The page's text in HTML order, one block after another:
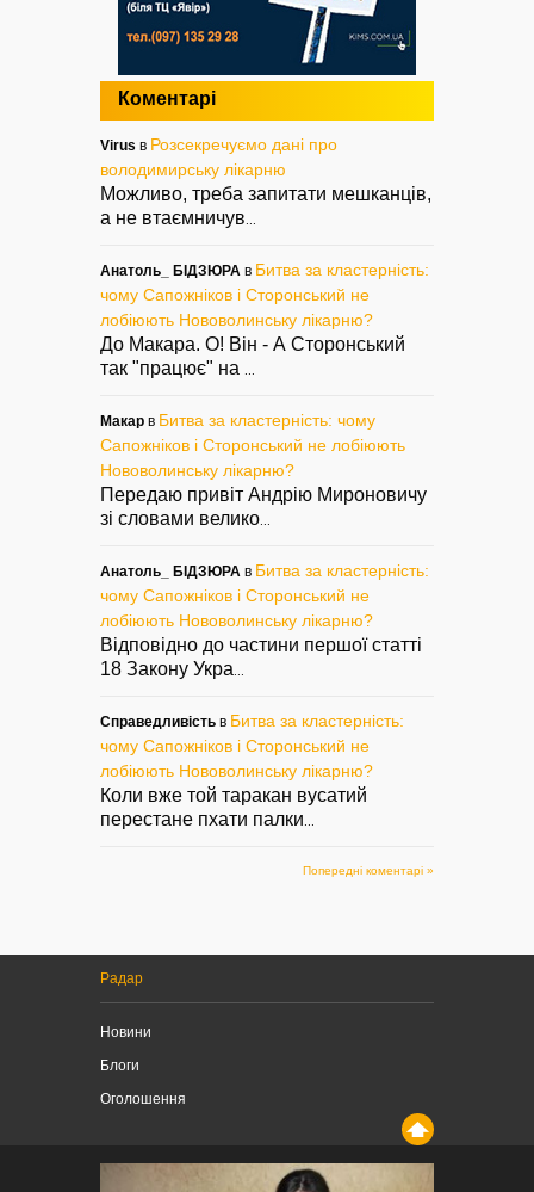
Коментарі
Virus в Розсекречуємо дані про
володимирську лікарню
Можливо, треба запитати мешканців,
а не втаємничув
Анатоль_ БІДЗЮРА в Битва за кластерність:
чому Сапожніков і Сторонський не
лобіюють Нововолинську лікарню?
До Макара. О! Він - А Сторонський
так "працює" на
Макар в Битва за кластерність: чому
Сапожніков і Сторонський не лобіюють
Нововолинську лікарню?
Передаю привіт Андрію Мироновичу
зі словами велико
Анатоль_ БІДЗЮРА в Битва за кластерність:
чому Сапожніков і Сторонський не
лобіюють Нововолинську лікарню?
Відповідно до частини першої статті
18 Закону Укра
Справедливість в Битва за кластерність:
чому Сапожніков і Сторонський не
лобіюють Нововолинську лікарню?
Коли вже той таракан вусатий
перестане пхати палки
Попередні коментарі »
Радар
Новини
Блоги
Оголошення